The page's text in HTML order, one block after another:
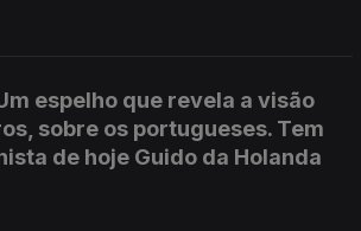
espelho que revela a visão
sobre os portugueses. Tem
de hoje Guido da Holanda